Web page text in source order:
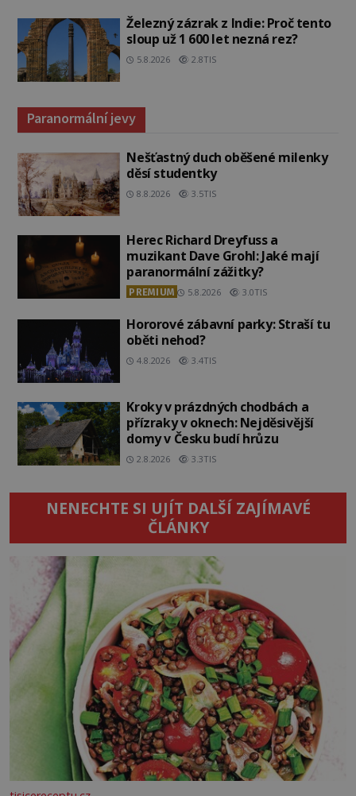
Železný zázrak z Indie: Proč tento
sloup už 1 600 let nezná rez?
5.8.2026 2.8TIS
Paranormální jevy
Nešťastný duch oběšené milenky
děsí studentky
8.8.2026 3.5TIS
Herec Richard Dreyfuss a
muzikant Dave Grohl: Jaké mají
paranormální zážitky?
PREMIUM 5.8.2026 3.0TIS
Hororové zábavní parky: Straší tu
oběti nehod?
4.8.2026 3.4TIS
Kroky v prázdných chodbách a
přízraky v oknech: Nejděsivější
domy v Česku budí hrůzu
2.8.2026 3.3TIS
NENECHTE SI UJÍT DALŠÍ ZAJÍMAVÉ
ČLÁNKY